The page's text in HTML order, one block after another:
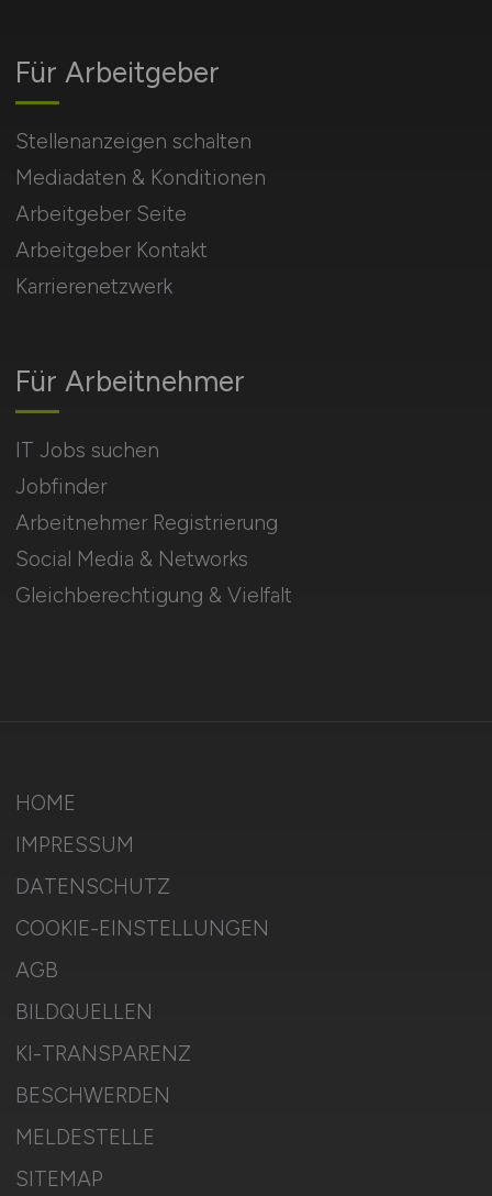
Für Arbeitnehmer
IT Jobs suchen
Jobfinder
Arbeitnehmer Registrierung
Social Media & Networks
Gleichberechtigung & Vielfalt
Für Arbeitgeber
Stellenanzeigen schalten
Mediadaten & Konditionen
Arbeitgeber Seite
Arbeitgeber Kontakt
Karrierenetzwerk
HOME
IMPRESSUM
DATENSCHUTZ
COOKIE-EINSTELLUNGEN
AGB
BILDQUELLEN
KI-TRANSPARENZ
BESCHWERDEN
MELDESTELLE
SITEMAP